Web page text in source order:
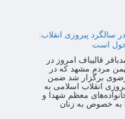
پیروزی انقلاب:
است
قالیباف امروز در
پایانی راهپیمایی ۲۲بهمن مردم مشهد که در
برگزار شد ضمن
انقلاب اسلامی به
معظم شهدا و
به خصوص به زنان